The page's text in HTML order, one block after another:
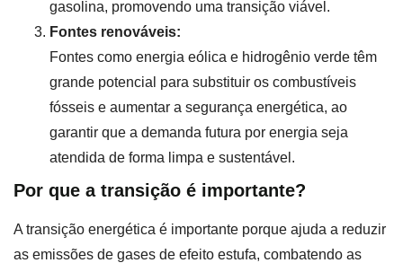
gasolina, promovendo uma transição viável.
Fontes renováveis:
Fontes como energia eólica e hidrogênio verde têm
grande potencial para substituir os combustíveis
fósseis e aumentar a segurança energética, ao
garantir que a demanda futura por energia seja
atendida de forma limpa e sustentável.
Por que a transição é importante?
A transição energética é importante porque ajuda a reduzir
as emissões de gases de efeito estufa, combatendo as